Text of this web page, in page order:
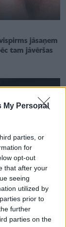
My Personal
parties, or
for
opt-out
that after your
seeing
utilized by
prior to
further
parties on the
jāsaņem
tam jāvēršas